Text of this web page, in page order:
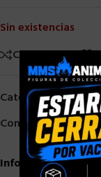
Sin existencias
Comparar
Categorías:Bandai,
Compartir:
Información